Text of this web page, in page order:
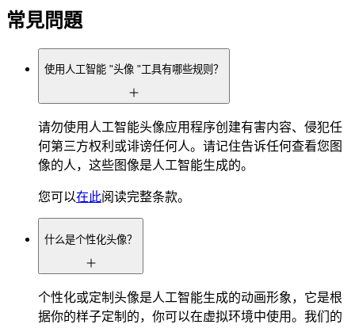
常見問題
使用人工智能 "头像 "工具有哪些规则？
请勿使用人工智能头像应用程序创建有害内容、侵犯任
何第三方权利或诽谤任何人。请记住告诉任何查看您图
像的人，这些图像是人工智能生成的。
您可以在此阅读完整条款。
什么是个性化头像？
个性化或定制头像是人工智能生成的动画形象，它是根
据你的样子定制的，你可以在虚拟环境中使用。我们的